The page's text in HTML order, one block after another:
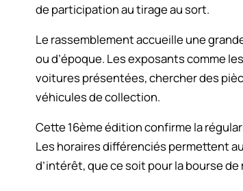
de participation au tirage au sort.
Le rassemblement accueille une
ou d’époque. Les exposants comme
voitures présentées, chercher des
véhicules de collection.
Cette 16ème édition confirme la
Les horaires différenciés permettent
d’intérêt, que ce soit pour la bourse